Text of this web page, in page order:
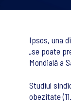
Ipsos, una
„se poate
Mondială a
Studiul
obezitate